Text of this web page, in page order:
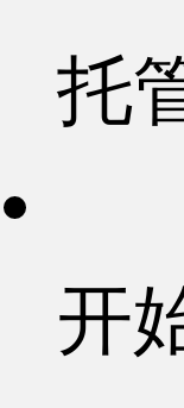
托
开